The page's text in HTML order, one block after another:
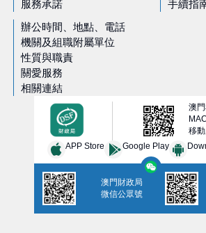
服務承諾
手續指
辦公時間、地點、電話
機關及組職附屬單位
性質與職責
關愛服務
相關連結
澳
移
APP Store
Google Play
澳門財政局
微信公眾號